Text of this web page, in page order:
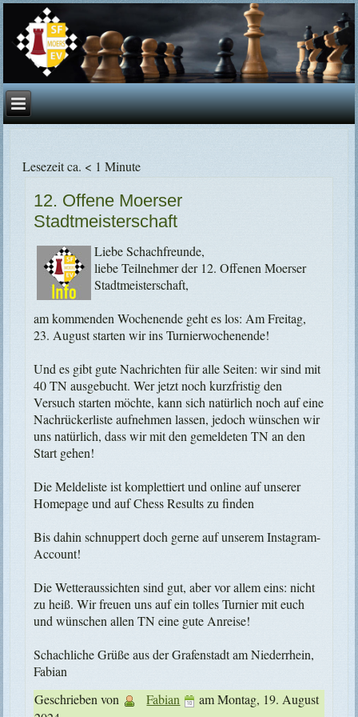
Lesezeit ca. < 1 Minute
12. Offene Moerser
Stadtmeisterschaft
Liebe Schachfreunde,
liebe Teilnehmer der 12. Offenen Moerser
Stadtmeisterschaft,
am kommenden Wochenende geht es los: Am Freitag,
23. August starten wir ins Turnierwochenende!
Und es gibt gute Nachrichten für alle Seiten: wir sind mit
40 TN ausgebucht. Wer jetzt noch kurzfristig den
Versuch starten möchte, kann sich natürlich noch auf eine
Nachrückerliste aufnehmen lassen, jedoch wünschen wir
uns natürlich, dass wir mit den gemeldeten TN an den
Start gehen!
Die Meldeliste ist komplettiert und online auf unserer
Homepage und auf Chess Results zu finden
Bis dahin schnuppert doch gerne auf unserem Instagram-
Account!
Die Wetteraussichten sind gut, aber vor allem eins: nicht
zu heiß. Wir freuen uns auf ein tolles Turnier mit euch
und wünschen allen TN eine gute Anreise!
Schachliche Grüße aus der Grafenstadt am Niederrhein,
Fabian
Geschrieben von
Fabian amMontag, 19. August